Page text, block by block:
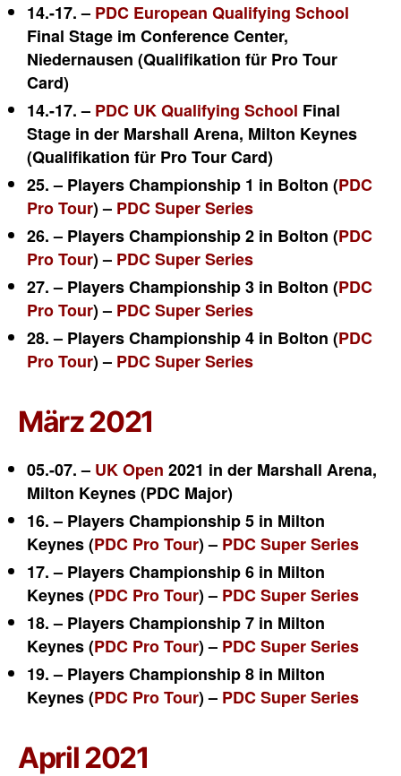
14.-17. – PDC European Qualifying School
Final Stage im Conference Center,
Niedernausen (Qualifikation für Pro Tour
Card)
14.-17. – PDC UK Qualifying School Final
Stage in der Marshall Arena, Milton Keynes
(Qualifikation für Pro Tour Card)
25. – Players Championship 1 in Bolton (PDC
Pro Tour) – PDC Super Series
26. – Players Championship 2 in Bolton (PDC
Pro Tour) – PDC Super Series
27. – Players Championship 3 in Bolton (PDC
Pro Tour) – PDC Super Series
28. – Players Championship 4 in Bolton (PDC
Pro Tour) – PDC Super Series
März 2021
05.-07. – UK Open 2021 in der Marshall Arena,
Milton Keynes (PDC Major)
16. – Players Championship 5 in Milton
Keynes (PDC Pro Tour) – PDC Super Series
17. – Players Championship 6 in Milton
Keynes (PDC Pro Tour) – PDC Super Series
18. – Players Championship 7 in Milton
Keynes (PDC Pro Tour) – PDC Super Series
19. – Players Championship 8 in Milton
Keynes (PDC Pro Tour) – PDC Super Series
April 2021